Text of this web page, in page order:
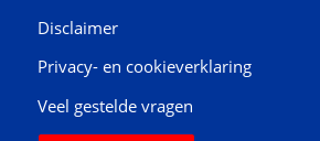
Disclaimer
Privacy- en cookieverklaring
Veel gestelde vragen